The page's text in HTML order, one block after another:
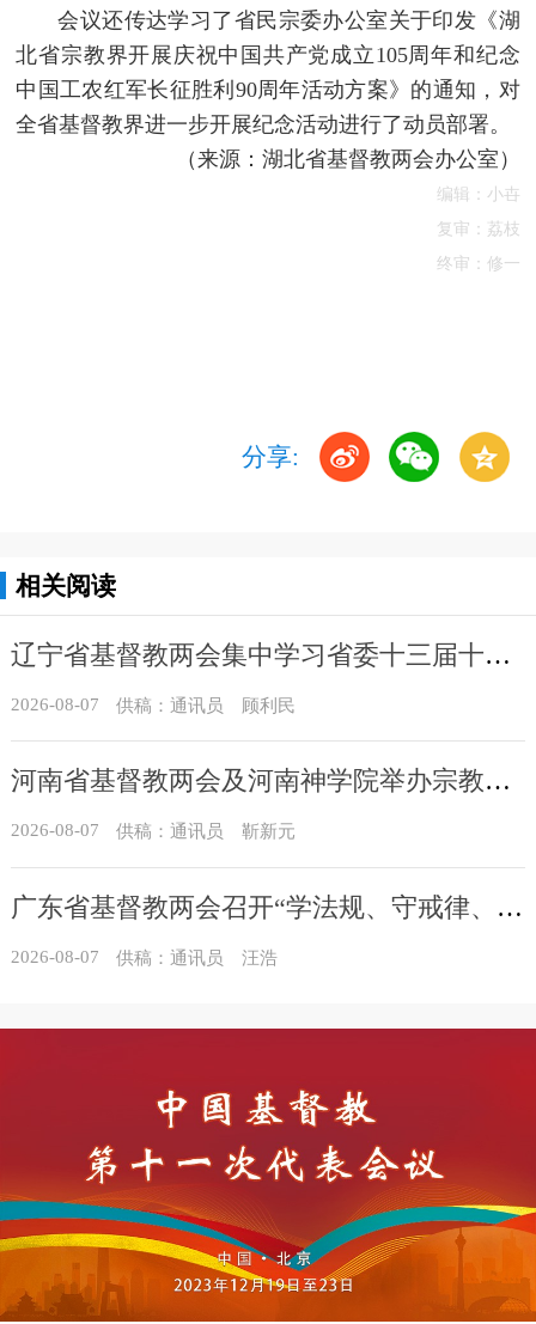
会议还传达学习了省民宗委办公室关于印发《湖
北省宗教界开展庆祝中国共产党成立105周年和纪念
中国工农红军长征胜利90周年活动方案》的通知，对
全省基督教界进一步开展纪念活动进行了动员部署。
（来源：湖北省基督教两会办公室）
编辑：小卋
复审：荔枝
终审：修一
分享:
相关阅读
辽宁省基督教两会集中学习省委十三届十一次全会精神
2026-08-07 供稿：通讯员 顾利民
河南省基督教两会及河南神学院举办宗教政策法规学习会
2026-08-07 供稿：通讯员 靳新元
广东省基督教两会召开“学法规、守戒律、重修为、树形象”教育活动总结会议
2026-08-07 供稿：通讯员 汪浩